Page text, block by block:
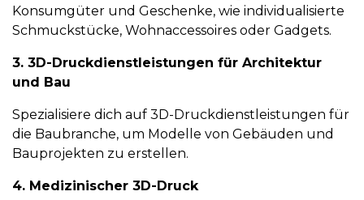
Konsumgüter und Geschenke, wie individualisierte
Schmuckstücke, Wohnaccessoires oder Gadgets.
3. 3D-Druckdienstleistungen für Architektur
und Bau
Spezialisiere dich auf 3D-Druckdienstleistungen für
die Baubranche, um Modelle von Gebäuden und
Bauprojekten zu erstellen.
4. Medizinischer 3D-Druck